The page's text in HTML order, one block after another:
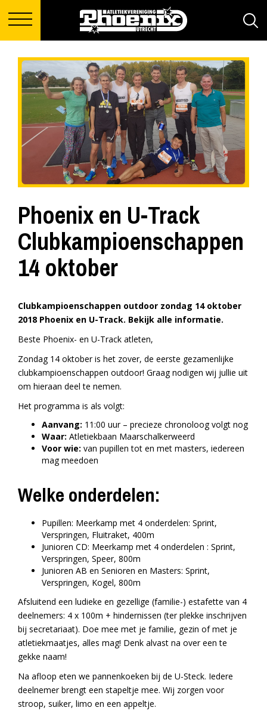
Phoenix en U-Track
Clubkampioenschappen
14 oktober
Clubkampioenschappen outdoor zondag 14 oktober
2018 Phoenix en U-Track. Bekijk alle informatie.
Beste Phoenix- en U-Track atleten,
Zondag 14 oktober is het zover, de eerste gezamenlijke
clubkampioenschappen outdoor! Graag nodigen wij jullie uit
om hieraan deel te nemen.
Het programma is als volgt:
Aanvang: 11:00 uur – precieze chronoloog volgt nog
Waar: Atletiekbaan Maarschalkerweerd
Voor wie: van pupillen tot en met masters, iedereen
mag meedoen
Welke onderdelen:
Pupillen: Meerkamp met 4 onderdelen: Sprint,
Verspringen, Fluitraket, 400m
Junioren CD: Meerkamp met 4 onderdelen : Sprint,
Verspringen, Speer, 800m
Junioren AB en Senioren en Masters: Sprint,
Verspringen, Kogel, 800m
Afsluitend een ludieke en gezellige (familie-) estafette van 4
deelnemers: 4 x 100m + hindernissen (ter plekke inschrijven
bij secretariaat). Doe mee met je familie, gezin of met je
atletiekmaatjes, alles mag! Denk alvast na over een te
gekke naam!
Na afloop eten we pannenkoeken bij de U-Steck. Iedere
deelnemer brengt een stapeltje mee. Wij zorgen voor
stroop, suiker, limo en een appeltje.